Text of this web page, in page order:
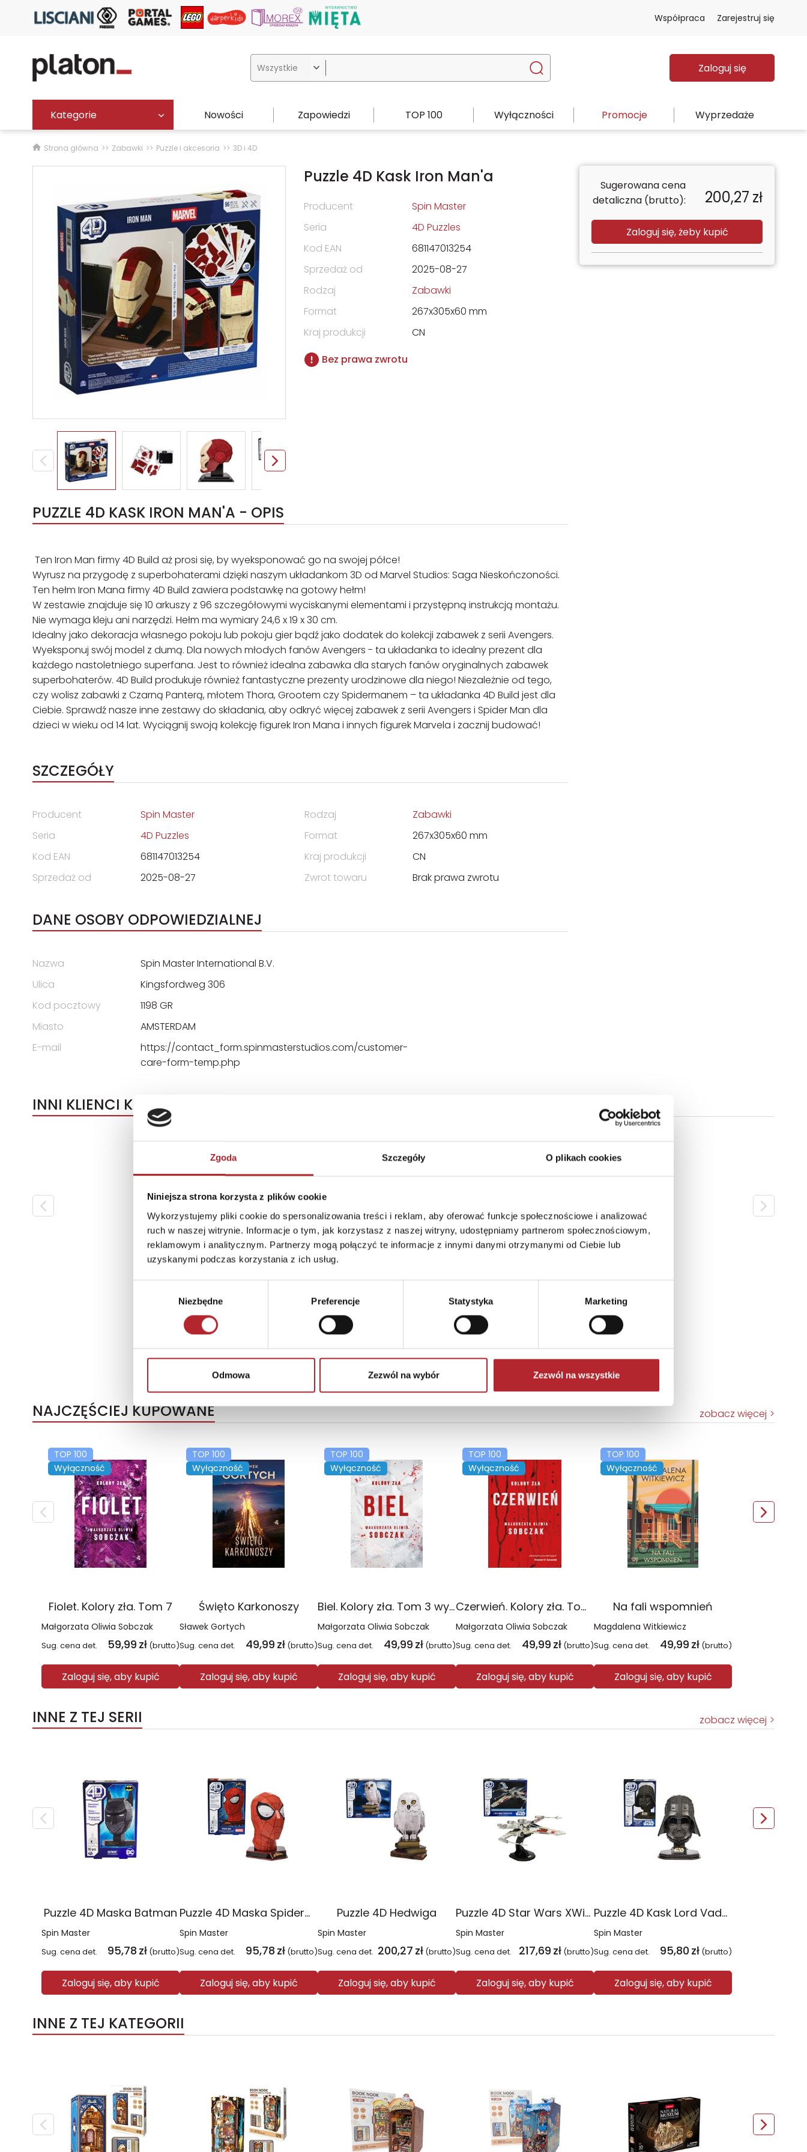
Zgoda Szczegóły O plikach cookies
Niniejsza strona korzysta z plików cookie
Wykorzystujemy pliki cookie do spersonalizowania treści i reklam, aby oferować funkcje społecznościowe i analizować
ruch w naszej witrynie. Informacje o tym, jak korzystasz z naszej witryny, udostępniamy partnerom społecznościowym,
reklamowym i analitycznym. Partnerzy mogą połączyć te informacje z innymi danymi otrzymanymi od Ciebie lub
uzyskanymi podczas korzystania z ich usług.
Niezbędne Preferencje Statystyka Marketing
Odmowa Zezwól na wybór Zezwól na wszystkie
Współpraca Zarejestruj się
 Zaloguj się
Kategorie Nowości Zapowiedzi TOP 100 Wyłączności Promocje Wyprzedaże
Strona główna Zabawki Puzzle i akcesoria 3D i 4D
Puzzle 4D Kask Iron Man'a
Producent
Spin Master
Seria
4D Puzzles
Kod EAN
681147013254
Sprzedaż od
2025-08-27
Rodzaj
Zabawki
Format
267x305x60 mm
Kraj produkcji
CN
Bez prawa zwrotu
PUZZLE 4D KASK IRON MAN'A - OPIS
Ten Iron Man firmy 4D Build aż prosi się, by wyeksponować go na swojej półce!
Wyrusz na przygodę z superbohaterami dzięki naszym układankom 3D od Marvel Studios: Saga Nieskończoności.
Ten hełm Iron Mana firmy 4D Build zawiera podstawkę na gotowy hełm!
W zestawie znajduje się 10 arkuszy z 96 szczegółowymi wyciskanymi elementami i przystępną instrukcją montażu.
Nie wymaga kleju ani narzędzi. Hełm ma wymiary 24,6 x 19 x 30 cm.
Idealny jako dekoracja własnego pokoju lub pokoju gier bądź jako dodatek do kolekcji zabawek z serii Avengers.
Wyeksponuj swój model z dumą. Dla nowych młodych fanów Avengers - ta układanka to idealny prezent dla
każdego nastoletniego superfana. Jest to również idealna zabawka dla starych fanów oryginalnych zabawek
superbohaterów. 4D Build produkuje również fantastyczne prezenty urodzinowe dla niego! Niezależnie od tego,
czy wolisz zabawki z Czarną Panterą, młotem Thora, Grootem czy Spidermanem – ta układanka 4D Build jest dla
Ciebie. Sprawdź nasze inne zestawy do składania, aby odkryć więcej zabawek z serii Avengers i Spider Man dla
dzieci w wieku od 14 lat. Wyciągnij swoją kolekcję figurek Iron Mana i innych figurek Marvela i zacznij budować!
SZCZEGÓŁY
Producent
Spin Master
Seria
4D Puzzles
Kod EAN
681147013254
Sprzedaż od
2025-08-27
Rodzaj
Zabawki
Format
267x305x60 mm
Kraj produkcji
CN
Zwrot towaru
Brak prawa zwrotu
DANE OSOBY ODPOWIEDZIALNEJ
Nazwa
Spin Master International B.V.
Ulica
Kingsfordweg 306
Kod pocztowy
1198 GR
Miasto
AMSTERDAM
E-mail
https://contact_form.spinmasterstudios.com/customer-
care-form-temp.php
Sugerowana cena
detaliczna (brutto):
200,27 zł
Zaloguj się, żeby kupić
INNI KLIENCI KUPOWALI
NAJCZĘŚCIEJ KUPOWANE zobacz więcej
TOP 100
Wyłączność
Fiolet. Kolory zła. Tom 7
Małgorzata Oliwia Sobczak
Sug. cena det. 59,99 zł (brutto)
Zaloguj się, aby kupić
TOP 100
Wyłączność
Święto Karkonoszy
Sławek Gortych
Sug. cena det. 49,99 zł (brutto)
Zaloguj się, aby kupić
TOP 100
Wyłączność
Biel. Kolory zła. Tom 3 wyd. 2025
Małgorzata Oliwia Sobczak
Sug. cena det. 49,99 zł (brutto)
Zaloguj się, aby kupić
TOP 100
Wyłączność
Czerwień. Kolory zła. Tom 1 wyd. 2025
Małgorzata Oliwia Sobczak
Sug. cena det. 49,99 zł (brutto)
Zaloguj się, aby kupić
TOP 100
Wyłączność
Na fali wspomnień
Magdalena Witkiewicz
Sug. cena det. 49,99 zł (brutto)
Zaloguj się, aby kupić
INNE Z TEJ SERII zobacz więcej
Puzzle 4D Maska Batman
Spin Master
Sug. cena det. 95,78 zł (brutto)
Zaloguj się, aby kupić
Puzzle 4D Maska Spiderman'a
Spin Master
Sug. cena det. 95,78 zł (brutto)
Zaloguj się, aby kupić
Puzzle 4D Hedwiga
Spin Master
Sug. cena det. 200,27 zł (brutto)
Zaloguj się, aby kupić
Puzzle 4D Star Wars XWing
Spin Master
Sug. cena det. 217,69 zł (brutto)
Zaloguj się, aby kupić
Puzzle 4D Kask Lord Vader
Spin Master
Sug. cena det. 95,80 zł (brutto)
Zaloguj się, aby kupić
INNE Z TEJ KATEGORII